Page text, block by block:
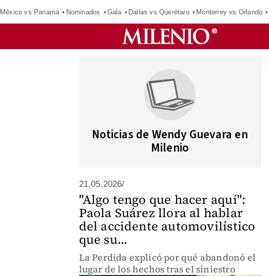
México vs Panamá Nominados Gala Dallas vs Querétaro Monterrey vs Orlando
Noticias de Wendy Guevara en
Milenio
21.05.2026/
"Algo tengo que hacer aquí":
Paola Suárez llora al hablar
del accidente automovilístico
que su...
La Perdida explicó por qué abandonó el
lugar de los hechos tras el siniestro